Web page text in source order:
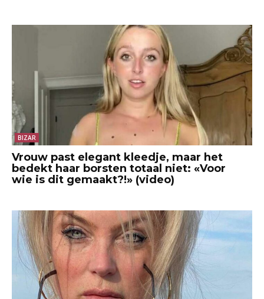
BIZAR
Vrouw past elegant kleedje, maar het
bedekt haar borsten totaal niet: «Voor
wie is dit gemaakt?!» (video)